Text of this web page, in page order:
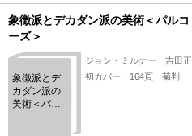
少々傷み。表紙に汚れ・
汚れあります。●ページ内
象徴派とデカダン派の美術＜パル
ーズ＞
象徴派とデ
カダン派の
美術＜パル
ジョン・ミルナー 吉田正
初カバー 164頁 菊判